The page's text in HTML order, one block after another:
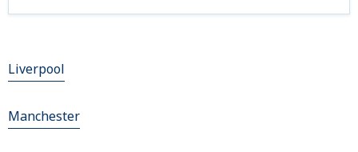
Liverpool
Manchester